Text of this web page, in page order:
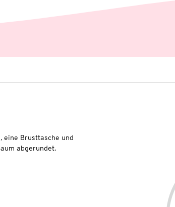
eine Brusttasche und
abgerundet.